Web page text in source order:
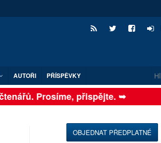
AUTOŘI PŘÍSPĚVKY
Prosíme, přispějte. ➥
OBJEDNAT PŘEDPLATNÉ